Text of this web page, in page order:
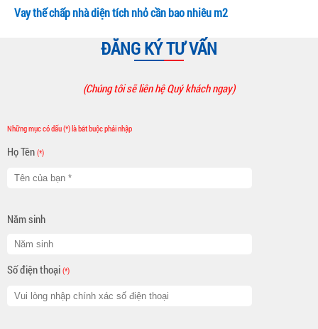
Vay thế chấp nhà diện tích nhỏ cần bao nhiêu m2
ĐĂNG KÝ TƯ VẤN
(Chúng tôi sẽ liên hệ Quý khách ngay)
Những mục có dấu (*) là bắt buộc phải nhập
Họ Tên (*)
Năm sinh
Số điện thoại (*)